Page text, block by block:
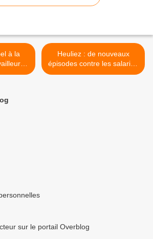
Heuliez : de nouveaux
épisodes contre les salariés
>
sur le portail Overblog